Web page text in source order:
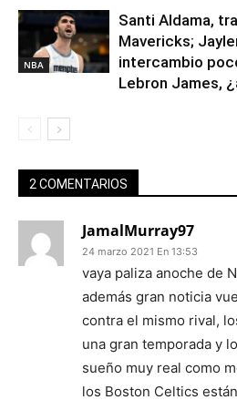
NBA
Santi Aldama,
Mavericks;
intercambio
Lebron James,
2 COMENTARIOS
JamalMurray97
24 marzo 2021 En 13:53
vaya paliza anoche de
además gran noticia
contra el mismo rival,
una gran temporada y
sueño muy real como
los Boston Celtics